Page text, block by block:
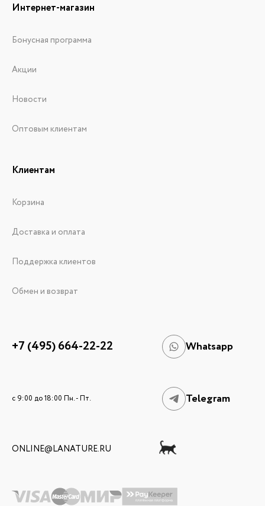
Интернет-магазин
Бонусная программа
Акции
Новости
Оптовым клиентам
Клиентам
Корзина
Доставка и оплата
Поддержка клиентов
Обмен и возврат
+7 (495) 664-22-22 Whatsapp
c 9:00 до 18:00 Пн. - Пт. Telegram
ONLINE@LANATURE.RU